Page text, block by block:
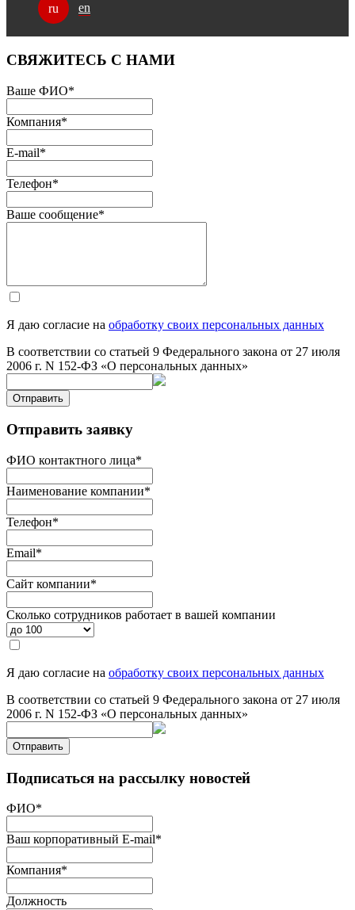
ru en
СВЯЖИТЕСЬ С НАМИ
Ваше ФИО*
Компания*
E-mail*
Телефон*
Ваше сообщение*
Я даю согласие на обработку своих персональных данных
В соответствии со статьей 9 Федерального закона от 27 июля
2006 г. N 152-ФЗ «О персональных данных»
Отправить
Отправить заявку
ФИО контактного лица*
Наименование компании*
Телефон*
Email*
Сайт компании*
Сколько сотрудников работает в вашей компании
Я даю согласие на обработку своих персональных данных
В соответствии со статьей 9 Федерального закона от 27 июля
2006 г. N 152-ФЗ «О персональных данных»
Отправить
Подписаться на рассылку новостей
ФИО*
Ваш корпоративный E-mail*
Компания*
Должность